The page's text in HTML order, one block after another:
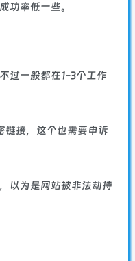
功率低一些。
过一般都在1-3个工作
链接，这个也需要申诉
以为是网站被非法劫持